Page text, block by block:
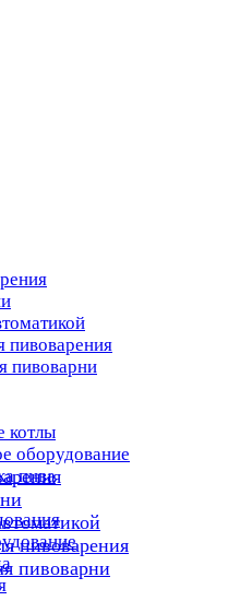
пивоварения
пивоварни
котлы
оборудование
пива
пивоварения
пивоварни